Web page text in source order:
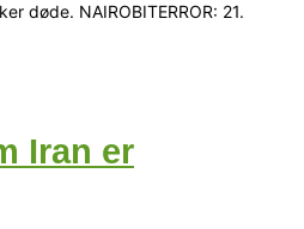
døde. NAIROBITERROR: 21.
Iran er